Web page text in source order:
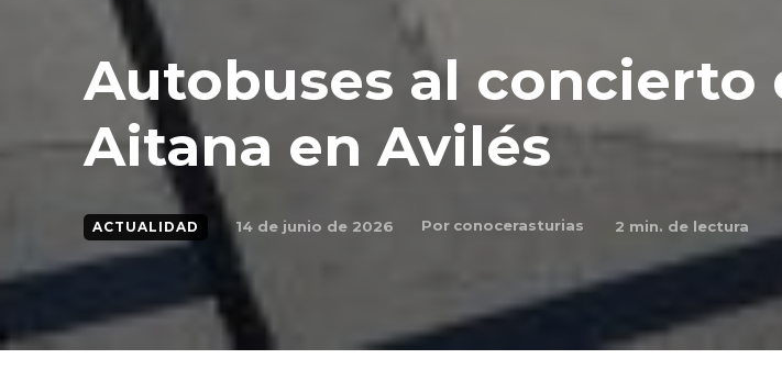
Autobuses al concierto
Aitana en Avilés
ACTUALIDAD 14 de junio de 2026 Por conocerasturias 2 min. de lectura